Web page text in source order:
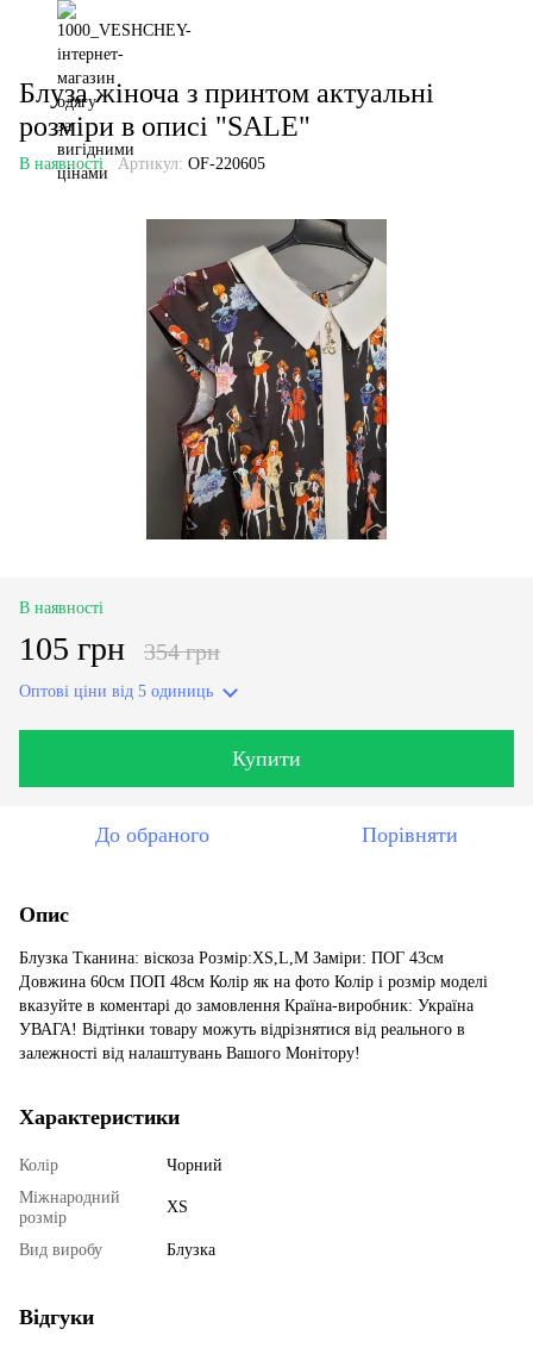
Блуза жіноча з принтом актуальні
розміри в описі "SALE"
В наявності Артикул: OF-220605
В наявності
105 грн 354 грн
Оптові ціни від 5 одиниць
Купити
До обраного Порівняти
Опис
Блузка Тканина: віскоза Розмір:XS,L,M Заміри: ПОГ 43см
Довжина 60см ПОП 48см Колір як на фото Колір і розмір моделі
вказуйте в коментарі до замовлення Країна-виробник: Україна
УВАГА! Відтінки товару можуть відрізнятися від реального в
залежності від налаштувань Вашого Монітору!
Характеристики
Колір
Чорний
Міжнародний
розмір
XS
Вид виробу Блузка
Відгуки